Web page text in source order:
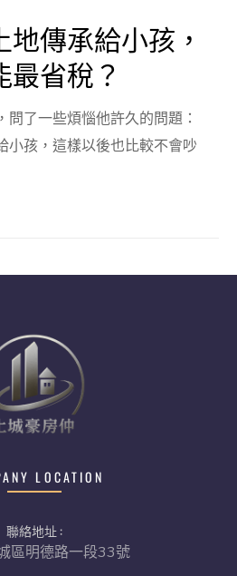
傳承給小孩，
省稅？
了一些煩惱他許久的問題：
小孩，這樣以後也比較不會吵
LOCATION
聯絡地址 :
區明德路一段33號